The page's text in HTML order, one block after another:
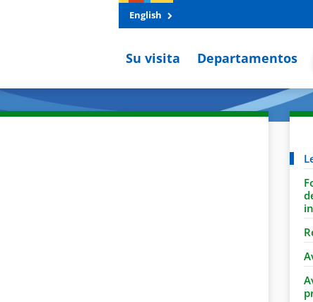
English
Su visita Departamentos